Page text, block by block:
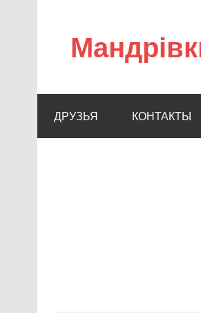
ДРУЗЬЯ КОНТАКТЫ